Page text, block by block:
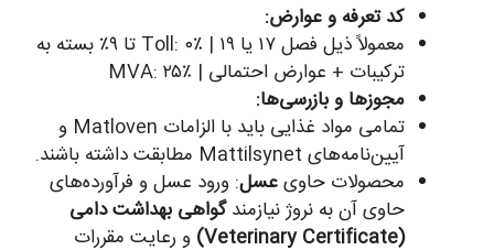
کد تعرفه و عوارض:
معمولاً ذیل فصل ۱۷ یا ۱۹ | Toll: ۰٪ تا ۹٪ بسته به
ترکیبات + عوارض احتمالی | MVA: ۲۵٪
مجوزها و بازرسی‌ها:
تمامی مواد غذایی باید با الزامات Matloven و
آیین‌نامه‌های Mattilsynet مطابقت داشته باشند.
محصولات حاویعسل: ورود عسل و فرآورده‌های
حاوی آن به نروژ نیازمندگواهی بهداشت دامی
(Veterinary Certificate)
و رعایت مقررات